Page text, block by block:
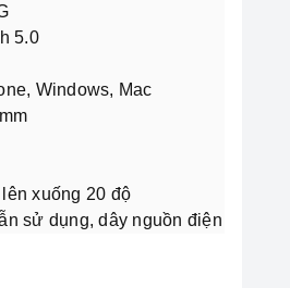
5.0
Windows, Mac
xuống 20 độ
sử dụng, dây nguồn điện